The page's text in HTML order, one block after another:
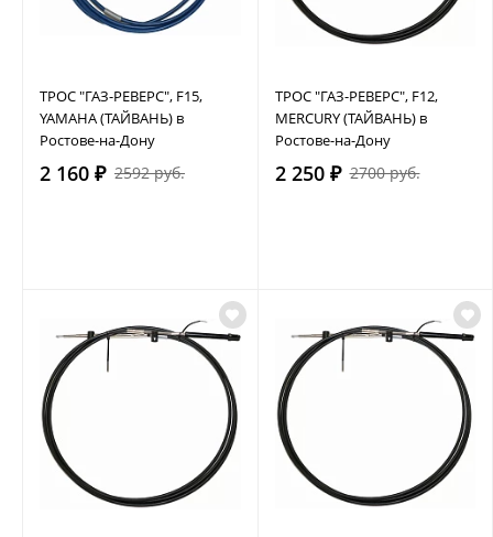
ТРОС "ГАЗ-РЕВЕРС", F15,
YAMAHA (ТАЙВАНЬ) в
Ростове-на-Дону
2 160 ₽ 2592 руб.
ТРОС "ГАЗ-РЕВЕРС", F12,
MERCURY (ТАЙВАНЬ) в
Ростове-на-Дону
2 250 ₽ 2700 руб.